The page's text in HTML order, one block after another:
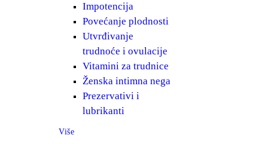
Impotencija
Povećanje plodnosti
Utvrđivanje
trudnoće i ovulacije
Vitamini za trudnice
Ženska intimna nega
Prezervativi i
lubrikanti
Više